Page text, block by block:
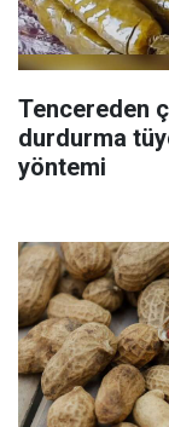
Tencereden
durdurma
yöntemi